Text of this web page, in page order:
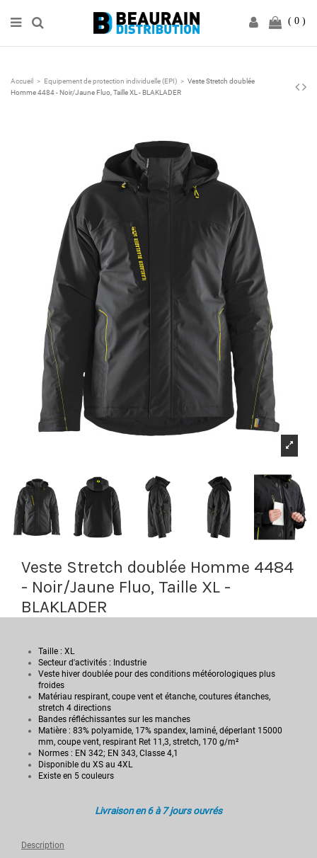
0
Accueil Equipement de protection individuelle (EPI)
Veste Stretch doublée
Homme 4484 - Noir/Jaune Fluo, Taille XL - BLAKLADER
Veste Stretch doublée Homme 4484
- Noir/Jaune Fluo, Taille XL -
BLAKLADER
Taille : XL
Secteur d'activités : Industrie
Veste hiver doublée pour des conditions météorologiques plus
froides
Matériau respirant, coupe vent et étanche, coutures étanches,
stretch 4 directions
Bandes réfléchissantes sur les manches
Matière : 83% polyamide, 17% spandex, laminé, déperlant 15000
mm, coupe vent, respirant Ret 11,3, stretch, 170 g/m²
Normes : EN 342; EN 343, Classe 4,1
Disponible du XS au 4XL
Existe en 5 couleurs
Livraison en 6 à 7 jours ouvrés
Description